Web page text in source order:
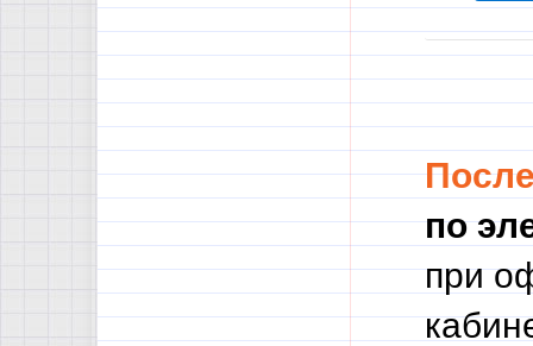
по
при